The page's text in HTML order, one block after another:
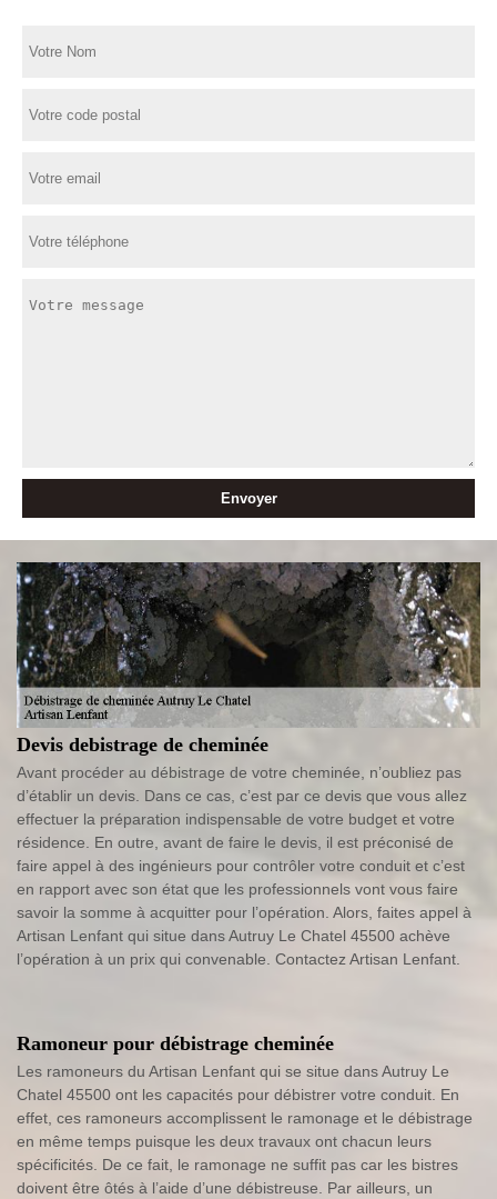
Devis debistrage de cheminée
Avant procéder au débistrage de votre cheminée, n’oubliez pas
d’établir un devis. Dans ce cas, c’est par ce devis que vous allez
effectuer la préparation indispensable de votre budget et votre
résidence. En outre, avant de faire le devis, il est préconisé de
faire appel à des ingénieurs pour contrôler votre conduit et c’est
en rapport avec son état que les professionnels vont vous faire
savoir la somme à acquitter pour l’opération. Alors, faites appel à
Artisan Lenfant qui situe dans Autruy Le Chatel 45500 achève
l’opération à un prix qui convenable. Contactez Artisan Lenfant.
Ramoneur pour débistrage cheminée
Les ramoneurs du Artisan Lenfant qui se situe dans Autruy Le
Chatel 45500 ont les capacités pour débistrer votre conduit. En
effet, ces ramoneurs accomplissent le ramonage et le débistrage
en même temps puisque les deux travaux ont chacun leurs
spécificités. De ce fait, le ramonage ne suffit pas car les bistres
doivent être ôtés à l’aide d’une débistreuse. Par ailleurs, un